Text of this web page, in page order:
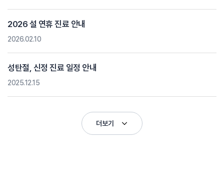
2026 설 연휴 진료 안내
2026.02.10
성탄절, 신정 진료 일정 안내
2025.12.15
더보기